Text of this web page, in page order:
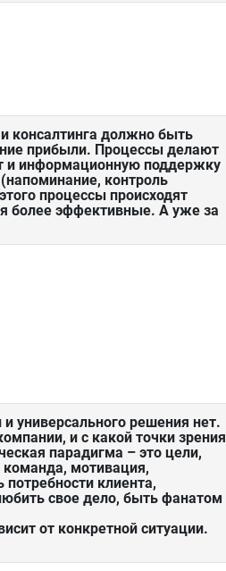
консалтинга должно быть
прибыли. Процессы делают
и информационную поддержку
контроль
процессы происходят
более эффективные. А уже за
универсального решения нет.
и с какой точки зрения
парадигма – это цели,
команда, мотивация,
клиента,
свое дело, быть фанатом
от конкретной ситуации.